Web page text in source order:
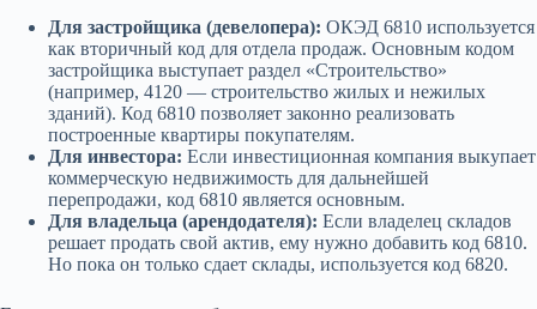
Для застройщика (девелопера): ОКЭД 6810 используется
как вторичный код для отдела продаж. Основным кодом
застройщика выступает раздел «Строительство»
(например, 4120 — строительство жилых и нежилых
зданий). Код 6810 позволяет законно реализовать
построенные квартиры покупателям.
Для инвестора: Если инвестиционная компания выкупает
коммерческую недвижимость для дальнейшей
перепродажи, код 6810 является основным.
Для владельца (арендодателя): Если владелец складов
решает продать свой актив, ему нужно добавить код 6810.
Но пока он только сдает склады, используется код 6820.